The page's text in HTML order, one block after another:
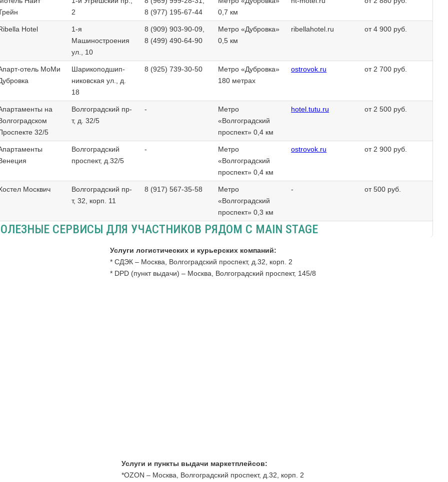
2
8 (977) 195-67-44
0,7 км
Hotel
1-я
Машиностроения
ул., 10
8 (909) 903-90-09,
8 (499) 490-64-90
Метро «Дубровка»
0,5 км
ribellahotel.ru от 4 900 руб.
отель МоМи
Шарикоподшип-
никовская ул., д.
18
8 (925) 739-30-50
Метро «Дубровка»
180 метрах
ostrovok.ru от 2 700 руб.
на
32/5
Волгоградский пр-
т, д. 32/5
-
Метро
«Волгоградский
проспект» 0,4 км
hotel.tutu.ru от 2 500 руб.
Волгоградский
проспект, д.32/5
-
Метро
«Волгоградский
проспект» 0,4 км
ostrovok.ru от 2 900 руб.
Москвич
Волгоградский пр-
т, 32, корп. 11
8 (917) 567-35-58
Метро
«Волгоградский
проспект» 0,3 км
- от 500 руб.
СЕРВИСЫ ДЛЯ УЧАСТНИКОВ РЯДОМ С MAIN STAGE
Услуги логистических и курьерских компаний:
* СДЭК – Москва, Волгоградский проспект, д.32, корп. 2
* DPD (пункт выдачи) – Москва, Волгоградский проспект, 145/8
Услуги и пункты выдачи маркетплейсов:
*OZON – Москва, Волгоградский проспект, д.32, корп. 2